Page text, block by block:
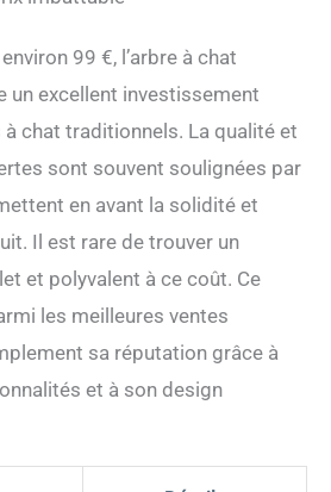
99 €, l’arbre à chat
un excellent investissement
chat traditionnels. La qualité et
sont souvent soulignées par
en avant la solidité et
Il est rare de trouver un
et polyvalent à ce coût. Ce
les meilleures ventes
sa réputation grâce à
et à son design